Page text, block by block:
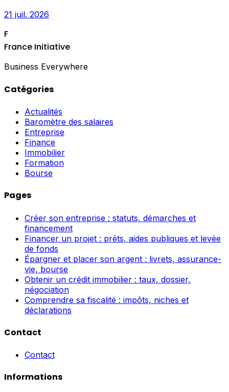
21 juil. 2026
F
France Initiative
Business Everywhere
Catégories
Actualités
Baromètre des salaires
Entreprise
Finance
Immobilier
Formation
Bourse
Pages
Créer son entreprise : statuts, démarches et
financement
Financer un projet : prêts, aides publiques et levée
de fonds
Épargner et placer son argent : livrets, assurance-
vie, bourse
Obtenir un crédit immobilier : taux, dossier,
négociation
Comprendre sa fiscalité : impôts, niches et
déclarations
Contact
Contact
Informations